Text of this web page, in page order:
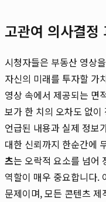
고관여 의사결정
시청자들은 부동산 영상
자신의 미래를 투자할 가
영상 속에서 제공되는 면
보가 한 치의 오차도 없
언급된 내용과 실제 정보
대한 신뢰까지 한순간에
츠는 오락적 요소를 넘어
역할이 매우 중요합니다.
문제이며, 모든 콘텐츠